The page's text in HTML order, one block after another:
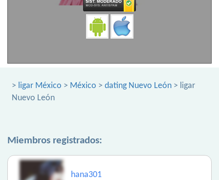
> ligar México > México > dating Nuevo León > ligar
Nuevo León
Miembros registrados:
hana301